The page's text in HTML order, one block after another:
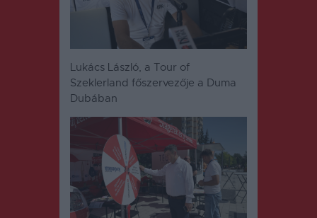
Lukács László, a Tour of
Szeklerland főszervezője a Duma
Dubában